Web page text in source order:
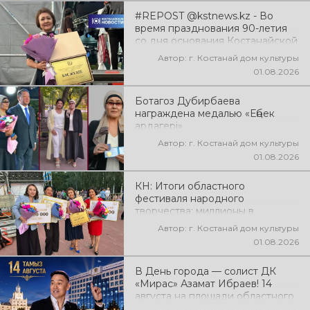
#REPOST @kstnews.kz - Во
время празднования 90-летия
со дня основания Костанайской
области подвели итоги 38-го
фестиваля самодеятельного
Автор: г. Костанай дом культуры
01.08.2026
Ботагоз Дубирбаева
награждена медалью «Еңбек
ардагері»
Автор: г. Костанай дом культуры
01.08.2026
КН: Итоги областного
фестиваля народного
творчества: миллионы в
культуруАвтор: г. Костанай дом культуры
01.08.2026
В День города — солист ДК
«Мирас» Азамат Ибраев! 14
августа на площади областного